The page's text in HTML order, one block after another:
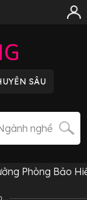
Phòng Bảo